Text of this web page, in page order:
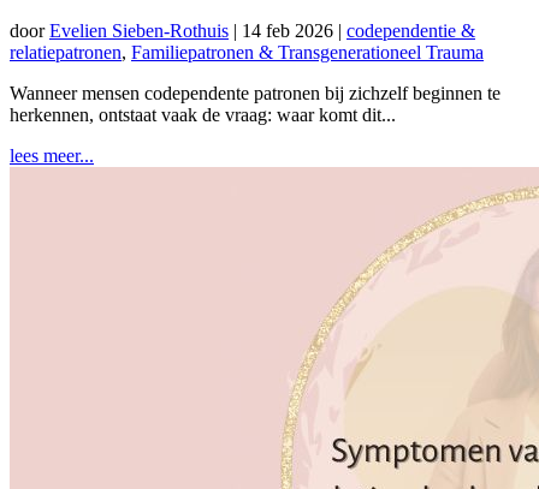
doorEvelien Sieben-Rothuis | 14 feb 2026 | codependentie &
relatiepatronen, Familiepatronen & Transgenerationeel Trauma
Wanneer mensen codependente patronen bij zichzelf beginnen te
herkennen, ontstaat vaak de vraag: waar komt dit...
lees meer...